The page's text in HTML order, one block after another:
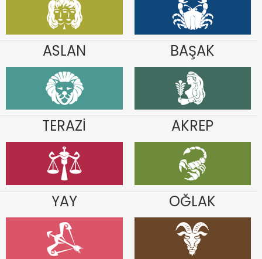
ASLAN BAŞAK
TERAZİ AKREP
YAY OĞLAK